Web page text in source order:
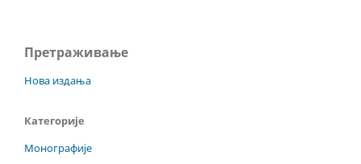
Претраживање
Нова издања
Категорије
Монографије